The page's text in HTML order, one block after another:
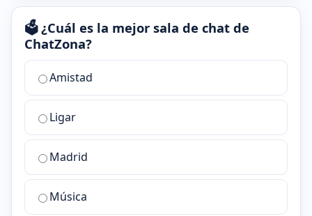
🗳️ ¿Cuál es la mejor sala de chat de
ChatZona?
¿Cuál
la
mejor
sala
chat
ChatZona?
Amistad
Ligar
Madrid
Música